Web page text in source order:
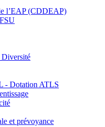
l’EAP (CDDEAP)
Diversité
- Dotation ATLS
et prévoyance